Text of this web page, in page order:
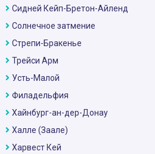
Сидней Кейп-Бретон-Айленд
Солнечное затмение
Стрепи-Бракенье
Трейси Арм
Усть-Малой
Филадельфия
Хайнбург-ан-дер-Донау
Халле (Заале)
Харвест Кей